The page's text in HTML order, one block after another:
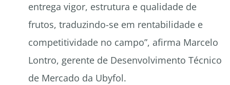
entrega vigor, estrutura e qualidade de
frutos, traduzindo-se em rentabilidade e
competitividade no campo”, afirma Marcelo
Lontro, gerente de Desenvolvimento Técnico
de Mercado da Ubyfol.